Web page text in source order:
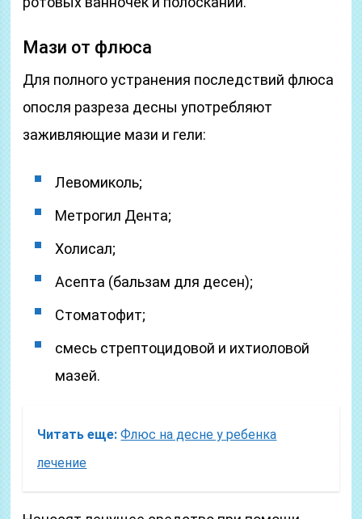
Мази от флюса
Для полного устранения последствий флюса
опосля разреза десны употребляют
заживляющие мази и гели:
Левомиколь;
Метрогил Дента;
Холисал;
Асепта (бальзам для десен);
Стоматофит;
смесь стрептоцидовой и ихтиоловой
мазей.
Читать еще: Флюс на десне у ребенка
лечение